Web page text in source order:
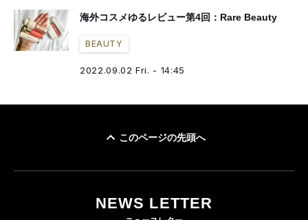
海外コスメゆるレビュー第4回：Rare Beauty
BEAUTY
2022.09.02 Fri. - 14:45
このページの先頭へ
NEWS LETTER